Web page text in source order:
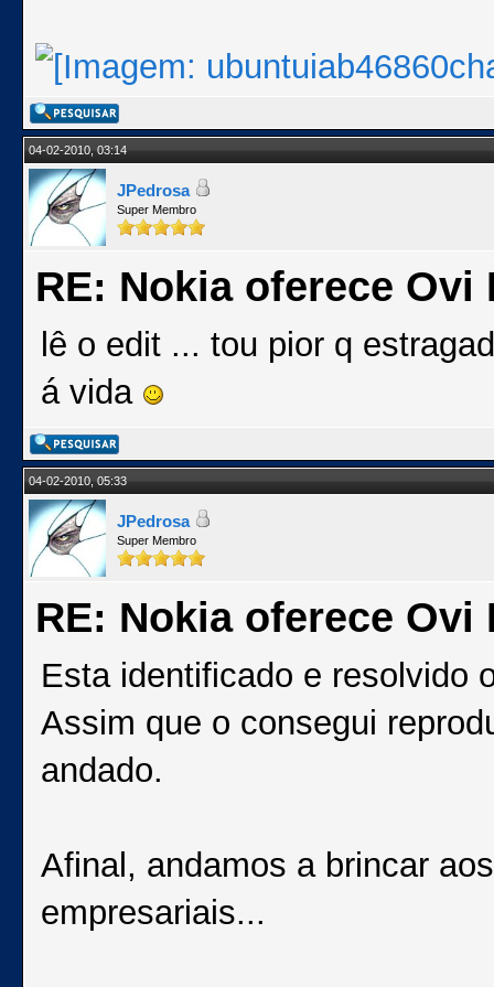
04-02-2010, 03:14
JPedrosa
Super Membro
RE: Nokia oferece Ovi
lê o edit ... tou pior q
á vida
04-02-2010, 05:33
JPedrosa
Super Membro
RE: Nokia oferece Ovi
Esta identificado e resolvido
Assim que o consegui
andado.
Afinal, andamos a brincar
empresariais...